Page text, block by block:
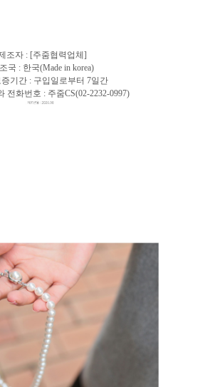
조자 : [주줌협력업체]
국 : 한국(Made in korea)
기간 : 구입일로부터 7일간
전화번호 : 주줌CS(02-2232-0997)